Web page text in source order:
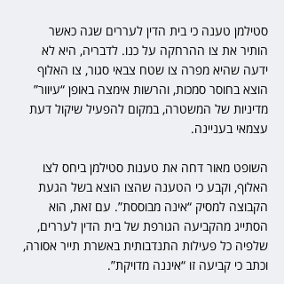
סטילמן טענה כי בית הדין לעררים שגה כאשר
הותיר את צו ההרחקה על כנו. לדבריה, היא לא
ידעה שהיא מפרה צו שטח צבאי סגור, צו האלוף
הוצא בחוסר סמכות, והרשות אימצה באופן “עיוור”
מדיניות של המשטרה, במקום להפעיל שיקול דעת
עצמאי בעניינה.
השופט מאור דחה את טענות סטילמן ביחס לצו
האלוף, וקבע כי הטענה שהצו הוצא בשל הגעת
הקבוצה למסיק “אינה מבוססת”. עם זאת, הוא
הסתייג מהקביעה הגורפת של בית הדין לעררים,
שלפיה כל פעילות התנדבותית באשרת תייר אסורה,
וכתב כי קביעה זו “איננה מדויקת”.